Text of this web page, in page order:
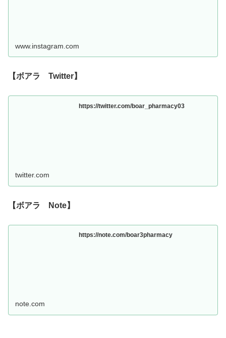
www.instagram.com
【ボアラ Twitter】
https://twitter.com/boar_pharmacy03
twitter.com
【ボアラ Note】
https://note.com/boar3pharmacy
note.com